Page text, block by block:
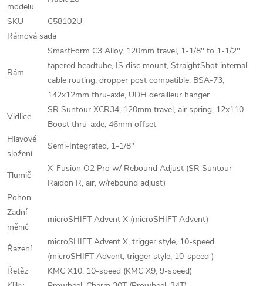
modelu
SKU
C58102U
Rámová sada
Rám
SmartForm C3 Alloy, 120mm travel, 1-1/8" to 1-1/2"
tapered headtube, IS disc mount, StraightShot internal
cable routing, dropper post compatible, BSA-73,
142x12mm thru-axle, UDH derailleur hanger
Vidlice
SR Suntour XCR34, 120mm travel, air spring, 12x110
Boost thru-axle, 46mm offset
Hlavové
složení
Semi-Integrated, 1-1/8"
Tlumič
X-Fusion O2 Pro w/ Rebound Adjust (SR Suntour
Raidon R, air, w/rebound adjust)
Pohon
Zadní
měnič
microSHIFT Advent X (microSHIFT Advent)
Řazení
microSHIFT Advent X, trigger style, 10-speed
(microSHIFT Advent, trigger style, 10-speed )
Řetěz
KMC X10, 10-speed (KMC X9, 9-speed)